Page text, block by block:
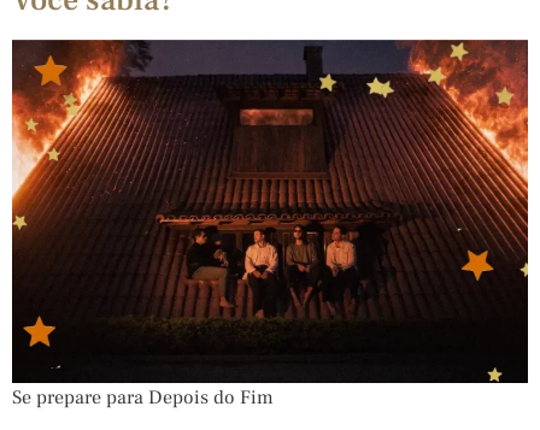
Se prepare para Depois do Fim